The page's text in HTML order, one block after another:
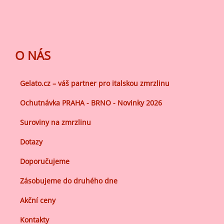
O NÁS
Gelato.cz – váš partner pro italskou zmrzlinu
Ochutnávka PRAHA - BRNO - Novinky 2026
Suroviny na zmrzlinu
Dotazy
Doporučujeme
Zásobujeme do druhého dne
Akční ceny
Kontakty